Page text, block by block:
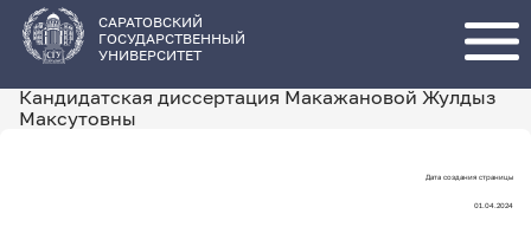
основному
содержанию
САРАТОВСКИЙ
ГОСУДАРСТВЕННЫЙ
УНИВЕРСИТЕТ
Кандидатская диссертация Макажановой Жулдыз
Максутовны
Дата создания страницы
01.04.2024